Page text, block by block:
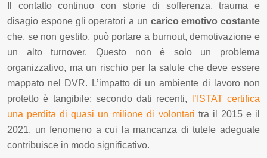
Il contatto continuo con storie di sofferenza, trauma e
disagio espone gli operatori a un carico emotivo costante
che, se non gestito, può portare a burnout, demotivazione e
un alto turnover. Questo non è solo un problema
organizzativo, ma un rischio per la salute che deve essere
mappato nel DVR. L’impatto di un ambiente di lavoro non
protetto è tangibile; secondo dati recenti,
l’ISTAT certifica
una perdita di quasi un milione di volontari tra il 2015 e il
2021, un fenomeno a cui la mancanza di tutele adeguate
contribuisce in modo significativo.